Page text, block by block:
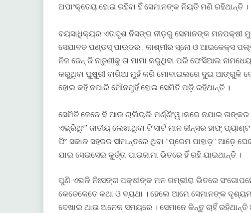
ଅପାଂକ୍ତେୟ ହୋଇ ରହିବା ହିଁ ସେମାନଙ୍କ ନିୟତି ମଣି ରହିଥାନ୍ତି ।
ବୟସାଧିକ୍ୟର ଏତାଦୃଶ ନିସଙ୍ଗ ନୀଡ଼ରୁ ସେମାନଙ୍କ ମନପକ୍ଷୀ
ସେଯାବତ ପଣ୍ଡସ୍ ପାଉଡର , କାଶ୍ମୀର ସ୍ନୋ ଓ ଆଇକେକ୍ସ
ନିଜ ଜେନ୍ ଜି ନାତୁଣୀକୁ ତା ମାମା କରୁଥିବା ପରି ଫେସିଆଲ
କରୁଥିବା ଘୁଷୁରୀ ବାଗିଆ ମୁହଁ କରି ମୋବାଇଲରେ ଦୁଇ ଆଙ୍ଗୁଳି
ହୋଇ କହି ନପାରି ମୌନମୁହିଁ ହୋଇ ସେମିତି ପଡ଼ି ରହିଥାନ୍ତି ।
ସେମିତି ଜେଜେ ବି ଆଉ ଚାଲିଚାଲି ମର୍ଣ୍ଣିଂୱ।କରେ ନଯାଇ
ଏଭ୍ରିଥିଂ” ଜାତୀୟ ଲେଖାଥିବା ଟି’ସାର୍ଟ ମାନ ଜୀନ୍ସର ହାଫ୍
ଫି’ ସକାଳ ସହରର ସୀମାନ୍ତରେ ଥିବା “ପ୍ରେମ ପାହାଡ଼” ଆଡ଼େ
ଯାଇ ସେଇସେଇ କୁର୍ତ୍ତା ପାଇଜାମା ଭିତରେ ହିଁ ରହି ଯାଇଥାନ୍ତି ।
ପୁଣି ଏଭଳି ନିଃସଙ୍ଗ ପକ୍ଷୀଙ୍କ ମନ ଗମ୍ଭୀରା ଭିତରେ
କେତେକେତେ କଥା ଓ ବ୍ୟଥା । ହେଲେ ଆମେ ସେମାନଙ୍କ
ଦେଖାଇ ଥାଉ ଅନେକ ସମୟରେ । ସେମାନେ କିନ୍ତୁ ଚାହିଁ